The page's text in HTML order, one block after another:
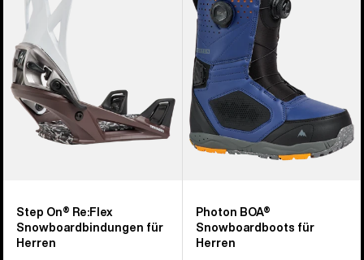
Re:Flex
Snowboardbindung
für
Herren
Step On® Re:Flex
Snowboardbindungen für
Herren
Snowboardboots
für
Herren
Photon BOA®
Snowboardboots für
Herren